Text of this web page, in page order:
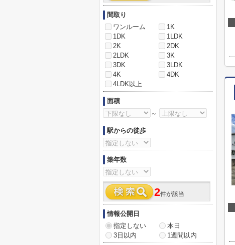
間取り
ワンルーム
1K
1DK
1LDK
2K
2DK
2LDK
3K
3DK
3LDK
4K
4DK
4LDK以上
面積
～
駅からの徒歩
築年数
2件が該当
情報公開日
指定しない
本日
3日以内
1週間以内